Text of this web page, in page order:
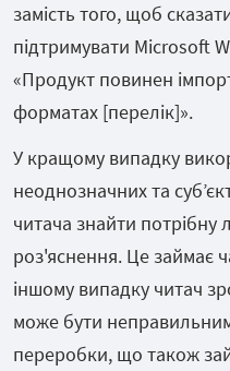
замість того, щоб
підтримувати Microsoft
«Продукт повинен
форматах [перелік]».
У кращому випадку
неоднозначних та
читача знайти
роз'яснення. Це займає
іншому випадку читач
може бути
переробки, що також